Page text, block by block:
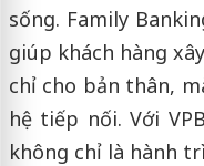
sống. Family
giúp khách hàng
chỉ cho bản thân,
hệ tiếp nối. Với
không chỉ là hành